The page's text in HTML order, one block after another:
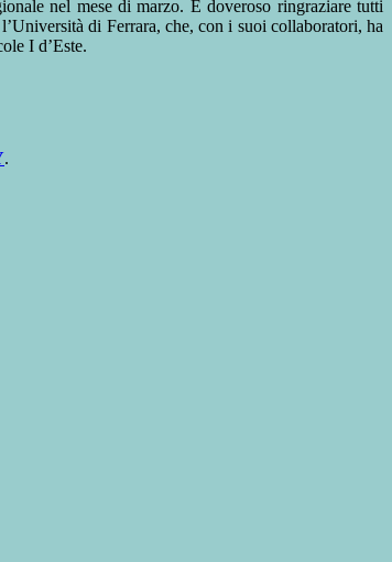
nel mese di marzo. È doveroso ringraziare tutti
di Ferrara, che, con i suoi collaboratori, ha
I d’Este.
.